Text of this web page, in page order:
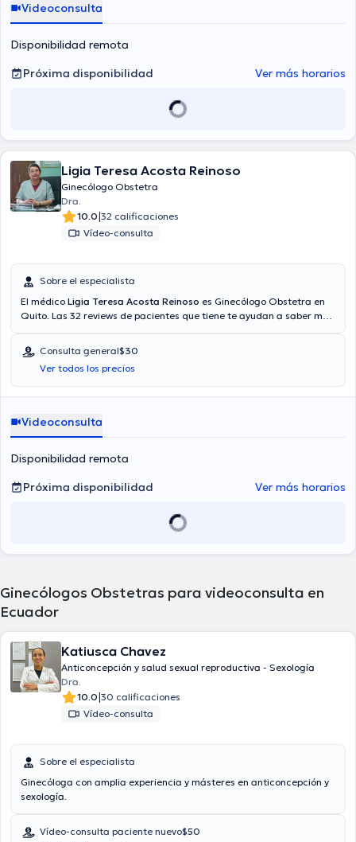
Videoconsulta
Disponibilidad remota
Próxima disponibilidad
Ver más horarios
Ligia Teresa Acosta Reinoso
Ginecólogo Obstetra
Dra.
10.0|32 calificaciones
Vídeo-consulta
Sobre el especialista
El médico Ligia Teresa Acosta Reinoso es Ginecólogo Obstetra en
Quito. Las 32 reviews de pacientes que tiene te ayudan a saber más
es posible agendar una consulta médica mediante video-consulta.
El doctor proporciona mejores precios con las siguientes
aseguradoras: Consulta privada, Vía reembolso con cualquier
aseguradora. El precio de la consulta con el Dr. Ligia Teresa Acosta
consultorio son: Papanicolau.
Consulta general$30
Ver todos los precios
Videoconsulta
Disponibilidad remota
Próxima disponibilidad
Ver más horarios
Ginecólogos Obstetras para videoconsulta en
Ecuador
Katiusca Chavez
Anticoncepción y salud sexual reproductiva - Sexología
Dra.
10.0|30 calificaciones
Vídeo-consulta
Sobre el especialista
Ginecóloga con amplia experiencia y másteres en anticoncepción y
sexología.
Vídeo-consulta paciente nuevo$50